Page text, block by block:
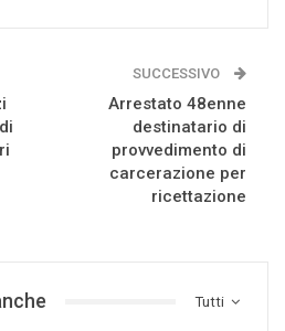
SUCCESSIVO
Arrestato 48enne
destinatario di
provvedimento di
carcerazione per
ricettazione
Tutti